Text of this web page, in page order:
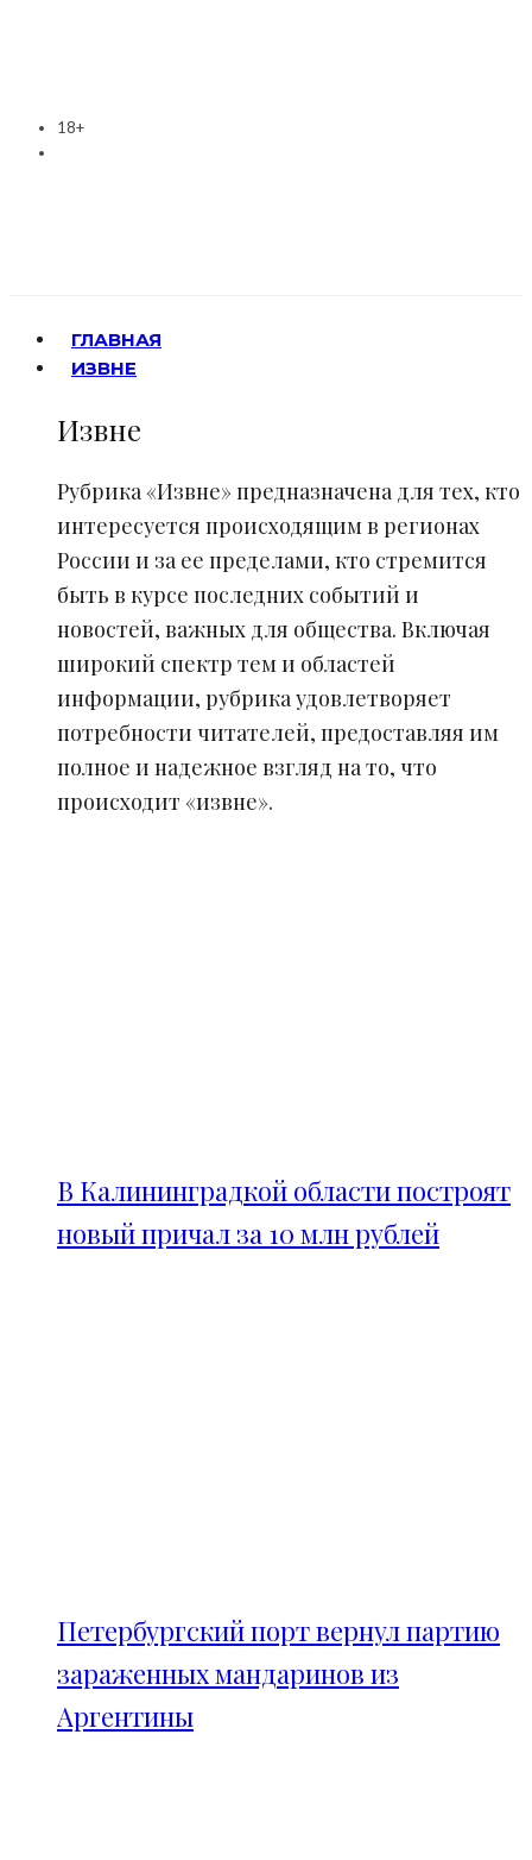
18+
ГЛАВНАЯ
ИЗВНЕ
Извне
Рубрика «Извне» предназначена для тех, кто
интересуется происходящим в регионах
России и за ее пределами, кто стремится
быть в курсе последних событий и
новостей, важных для общества. Включая
широкий спектр тем и областей
информации, рубрика удовлетворяет
потребности читателей, предоставляя им
полное и надежное взгляд на то, что
происходит «извне».
В Калининградкой области построят
новый причал за 10 млн рублей
Петербургский порт вернул партию
зараженных мандаринов из
Аргентины